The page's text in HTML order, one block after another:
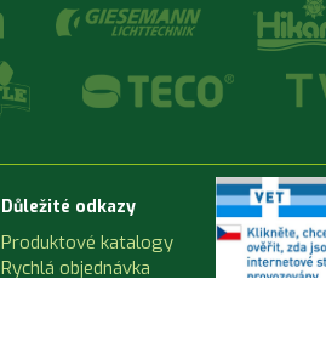
Důležité odkazy
Produktové katalogy
Rychlá objednávka